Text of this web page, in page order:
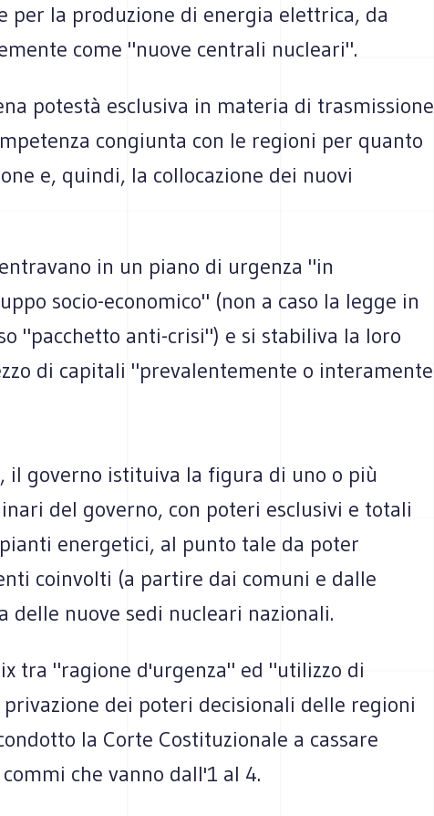
per la produzione di energia elettrica, da
come "nuove centrali nucleari".
potestà esclusiva in materia di trasmissione
congiunta con le regioni per quanto
e, quindi, la collocazione dei nuovi
in un piano di urgenza "in
socio-economico" (non a caso la legge in
"pacchetto anti-crisi") e si stabiliva la loro
di capitali "prevalentemente o interamente
il governo istituiva la figura di uno o più
del governo, con poteri esclusivi e totali
energetici, al punto tale da poter
coinvolti (a partire dai comuni e dalle
delle nuove sedi nucleari nazionali.
tra "ragione d'urgenza" ed "utilizzo di
dei poteri decisionali delle regioni
la Corte Costituzionale a cassare
che vanno dall'1 al 4.